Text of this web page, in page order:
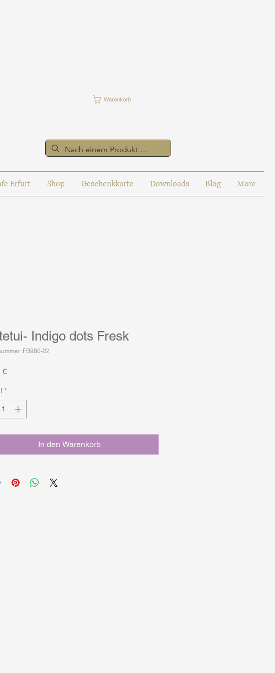
Warenkorb
Erfurt Shop Geschenkkarte Downloads Blog More
Indigo dots Fresk
FB980-22
€Preis
*
In den Warenkorb